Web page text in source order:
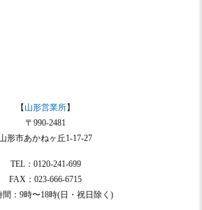
【 山形営業所】
〒990-2481
山形市あかねヶ丘1-17-27
TEL：0120-241-699
FAX：023-666-6715
間：9時〜18時(日・祝日除く)